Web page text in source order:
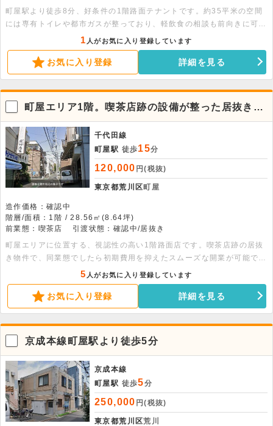
町屋駅より徒歩8分、好条件の1階路面テナントです。約35平米の空間
には専有トイレや都市ガスが整っており、軽飲食の相談も前向きに可能
です。設備充実の選りすぐりの一室で、まずはお気軽にお問い合わせく
ださい。
1 人がお気に入り登録しています
お気に入り登録 詳細を見る
町屋エリア1階。喫茶店跡の設備が整った居抜き店
舗
千代田線
町屋駅 徒歩15分
120,000 円(税抜)
東京都荒川区町屋
造作価格：確認中
階層/面積：1階 / 28.56㎡(8.64坪)
前業態：喫茶店
引渡状態：確認中/居抜き
町屋エリアに位置する、視認性の高い1階路面店です。喫茶店跡の居抜
き物件で、同業態でしたら初期費用を抑えたスムーズな開業が可能で
す。営業時間は22時までと、落ち着いた環境で運営いただけます。詳
細はお気軽にご相談ください。
5 人がお気に入り登録しています
お気に入り登録 詳細を見る
京成本線町屋駅より徒歩5分
京成本線
町屋駅 徒歩5分
250,000 円(税抜)
東京都荒川区荒川